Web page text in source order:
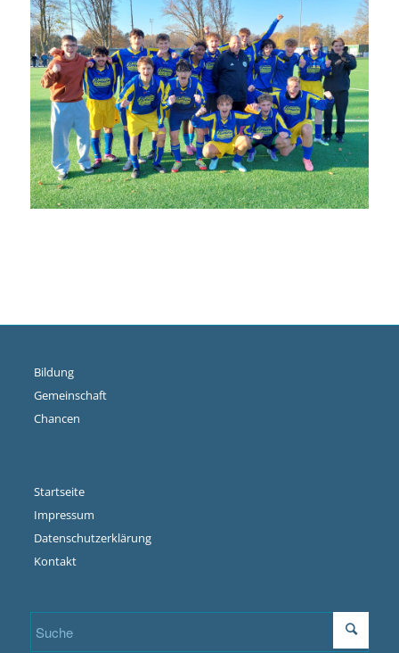
Bildung
Gemeinschaft
Chancen
Startseite
Impressum
Datenschutzerklärung
Kontakt